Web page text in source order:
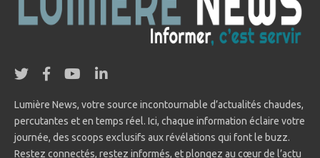
Lumière News, votre source incontournable d’actualités chaudes,
percutantes et en temps réel. Ici, chaque information éclaire votre
journée, des scoops exclusifs aux révélations qui font le buzz.
Restez connectés, restez informés, et plongez au cœur de l’actu